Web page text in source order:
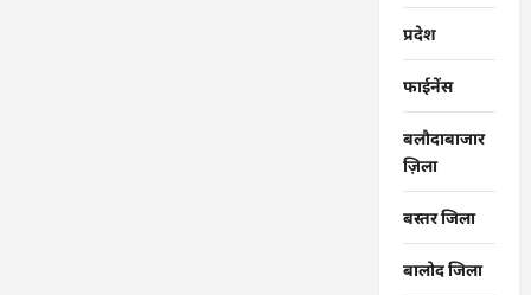
प्रदेश
फाईनेंस
बलौदाबाजार
ज़िला
बस्तर जिला
बालोद जिला